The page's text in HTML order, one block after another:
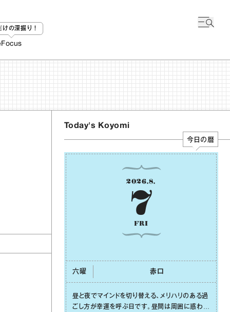
けの深掘り！
Focus
Today's Koyomi
今日の暦
2026.8.
7
FRI
六曜 ⾚⼝
昼と夜でマインドを切り替える、メリハリのある過
ごし⽅が幸運を呼ぶ⽇です。昼間は周囲に惑わさ